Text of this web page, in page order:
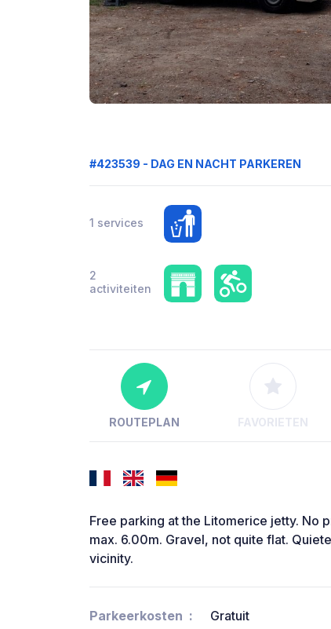
#423539 - DAG EN NACHT PARKEREN
1 services
2
activiteiten
ROUTEPLAN FAVORIETEN
Free parking at the Litomerice jetty. No
max. 6.00m. Gravel, not quite flat.
vicinity.
Parkeerkosten
Gratuit